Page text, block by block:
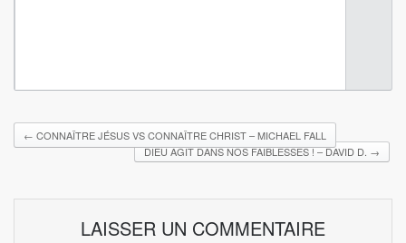
← CONNAÎTRE JÉSUS VS CONNAÎTRE CHRIST – MICHAEL FALL
DIEU AGIT DANS NOS FAIBLESSES ! – DAVID D. →
LAISSER UN COMMENTAIRE